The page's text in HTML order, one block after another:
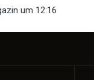
um 12:16